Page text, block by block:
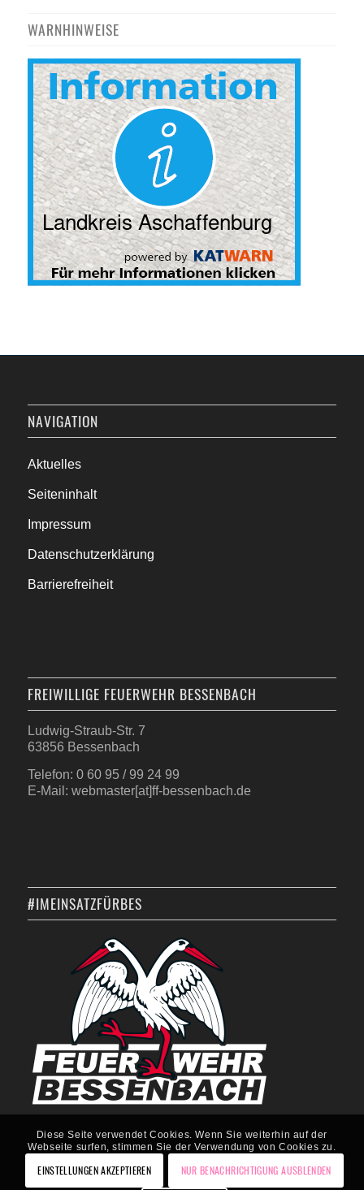
WARNHINWEISE
NAVIGATION
Aktuelles
Seiteninhalt
Impressum
Datenschutzerklärung
Barrierefreiheit
FREIWILLIGE FEUERWEHR BESSENBACH
Ludwig-Straub-Str. 7
63856 Bessenbach
Telefon: 0 60 95 / 99 24 99
E-Mail: webmaster[at]ff-bessenbach.de
#IMEINSATZFÜRBES
Diese Seite verwendet Cookies. Wenn Sie weiterhin auf der
Webseite surfen, stimmen Sie der Verwendung von Cookies zu.
EINSTELLUNGEN AKZEPTIEREN NUR BENACHRICHTIGUNG AUSBLENDEN